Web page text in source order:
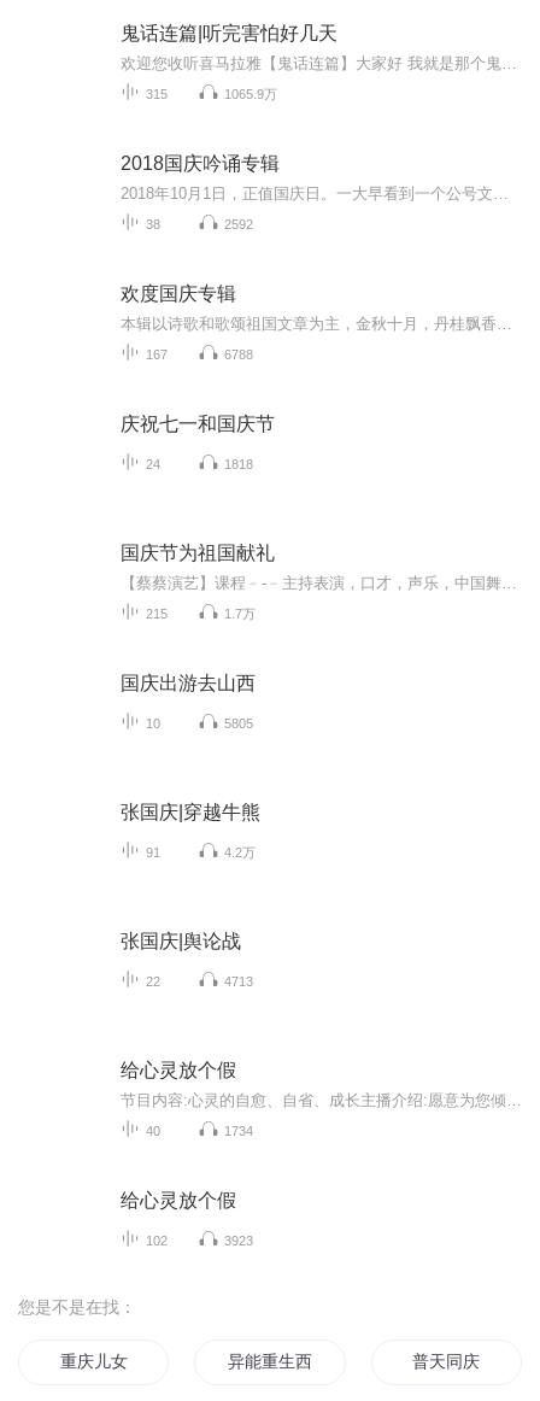
鬼话连篇|听完害怕好几天
315 1065.9万
2018国庆吟诵专辑
38 2592
欢度国庆专辑
167 6788
庆祝七一和国庆节
24 1818
国庆节为祖国献礼
215 1.7万
国庆出游去山西
10 5805
张国庆|穿越牛熊
91 4.2万
张国庆|舆论战
22 4713
给心灵放个假
40 1734
给心灵放个假
102 3923
您是不是在找：
重庆儿女 异能重生西门庆 普天同庆